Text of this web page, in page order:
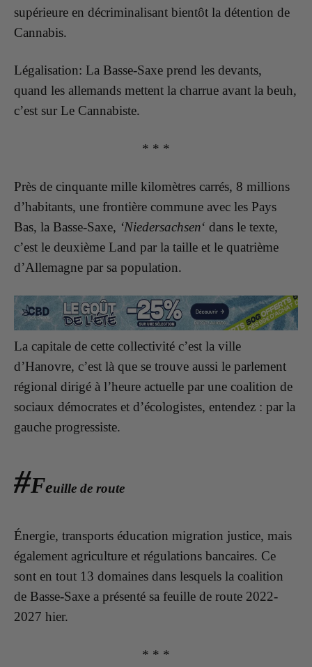
supérieure en décriminalisant bientôt la détention de
Cannabis.
Légalisation: La Basse-Saxe prend les devants,
quand les allemands mettent la charrue avant la beuh,
c’est sur Le Cannabiste.
* * *
Près de cinquante mille kilomètres carrés, 8 millions
d’habitants, une frontière commune avec les Pays
Bas, la Basse-Saxe, ‘Niedersachsen‘ dans le texte,
c’est le deuxième Land par la taille et le quatrième
d’Allemagne par sa population.
La capitale de cette collectivité c’est la ville
d’Hanovre, c’est là que se trouve aussi le parlement
régional dirigé à l’heure actuelle par une coalition de
sociaux démocrates et d’écologistes, entendez : par la
gauche progressiste.
#Feuille de route
Énergie, transports éducation migration justice, mais
également agriculture et régulations bancaires. Ce
sont en tout 13 domaines dans lesquels la coalition
de Basse-Saxe a présenté sa feuille de route 2022-
2027 hier.
* * *